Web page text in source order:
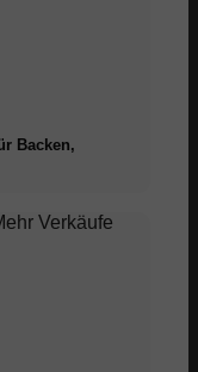
Backen,